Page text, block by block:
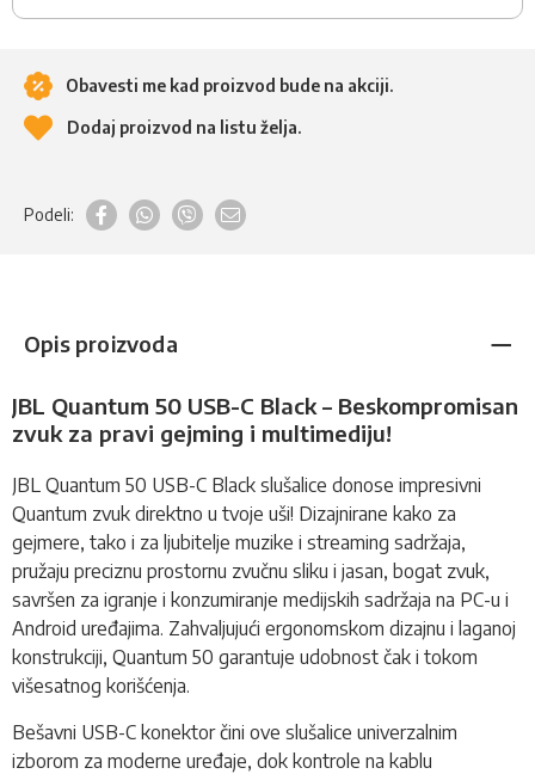
Obavesti me kad proizvod bude na akciji.
Dodaj proizvod na listu želja.
Podeli:
Opis proizvoda
JBL Quantum 50 USB-C Black – Beskompromisan
zvuk za pravi gejming i multimediju!
JBL Quantum 50 USB-C Black slušalice donose impresivni
Quantum zvuk direktno u tvoje uši! Dizajnirane kako za
gejmere, tako i za ljubitelje muzike i streaming sadržaja,
pružaju preciznu prostornu zvučnu sliku i jasan, bogat zvuk,
savršen za igranje i konzumiranje medijskih sadržaja na PC-u i
Android uređajima. Zahvaljujući ergonomskom dizajnu i laganoj
konstrukciji, Quantum 50 garantuje udobnost čak i tokom
višesatnog korišćenja.
Bešavni USB-C konektor čini ove slušalice univerzalnim
izborom za moderne uređaje, dok kontrole na kablu